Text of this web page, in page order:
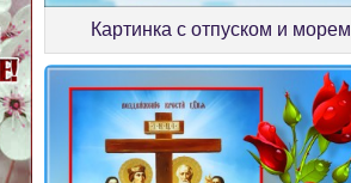
Картинка с отпуском и морем